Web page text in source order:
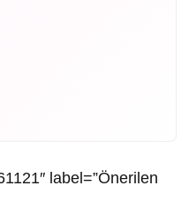
label=”Önerilen